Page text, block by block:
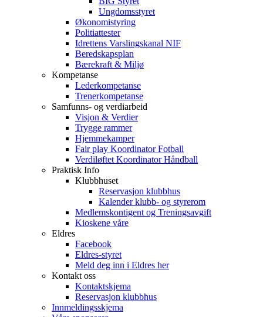
Ungdomsstyret
Økonomistyring
Politiattester
Idrettens Varslingskanal NIF
Beredskapsplan
Bærekraft & Miljø
Kompetanse
Lederkompetanse
Trenerkompetanse
Samfunns- og verdiarbeid
Visjon & Verdier
Trygge rammer
Hjemmekamper
Fair play Koordinator Fotball
Verdiløftet Koordinator Håndball
Praktisk Info
Klubbhuset
Reservasjon klubbhus
Kalender klubb- og styrerom
Medlemskontigent og Treningsavgift
Kioskene våre
Eldres
Facebook
Eldres-styret
Meld deg inn i Eldres her
Kontakt oss
Kontaktskjema
Reservasjon klubbhus
Innmeldingsskjema